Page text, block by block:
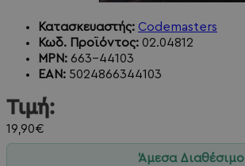
Κατασκευαστής: Codemasters
Κωδ. Προϊόντος: 02.04812
MPN: 663-44103
EAN: 5024866344103
Τιμή:
19,90€
Άμεσα Διαθέσιμο